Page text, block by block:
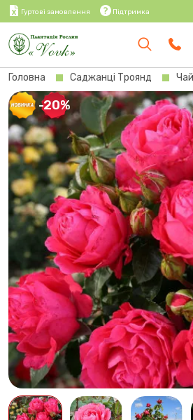
Гуртові замовлення Підтримка
Головна Саджанці Троянд
-20%